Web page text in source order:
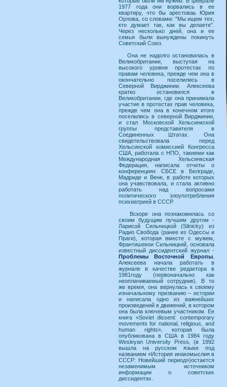
1977 года они ворвались в ее
квартиру, что бы арестоваь Юрия
Орлова, со словами: "Мы ищем тех,
кто думает так, как вы делаете".
Через несколько дней, она и ее
семья были вынуждены покинуть
Советский Союз.
Она не надолго остановилась в
Великобритании, выступая на
высокого уровня протестах по
правам человека, прежде чем она в
окончательно поселились в
Северной Вирджинии. Алексеева
кратко остановился в
Великобритании, где она принимала
участие в протестах прав человека,
прежде чем она в конечном итоге
поселились в северной Вирджинии,
и стал Московской Хельсинкской
группы представителя в
Соединенных Штатах. Она
свидетельствовала перед
Хельсинской комиссией Конгресса
США, работала с НПО, такиеми как
Международная Хельсинкская
Федерация, написала отчеты о
конференциях СБСЕ в Белграде,
Мадриде и Вене, в работе которых
она учавствовала, и стала активно
работать над вопросами
политического злоупотребления
психиатрией в СССР.
Вскоре она познакомилась со
своим будущим лучшим другом -
Ларисой Сильницкой (Silnicky) из
Радио Свобода (ранее из Одессы и
Праги), которая вместе с мужем,
Франтишекои Сильницкий, основала
известный диссидентский журнал -
Проблемы Восточной Европы
Алексеева начала работать в
журнале в качестве редактора в
1981году (первоначально как
неоплачиваемый сотрудник). В то
же время, она вернулась к своему
изначальному призванию – истории
и написала одно из важнейших
произведений в движений, в котором
она была ключевым участником. Ее
книга «Soviet dissent: contemporary
movements for national, religious, and
human rights», которая была
опубликована в США в 1984 году
Wesleyan University Press, (в 1992
вышла на русском языке под
названием «История инакомыслия в
СССР: Новейший период»)остается
незаменимым источником
информации о советских
диссидентах.